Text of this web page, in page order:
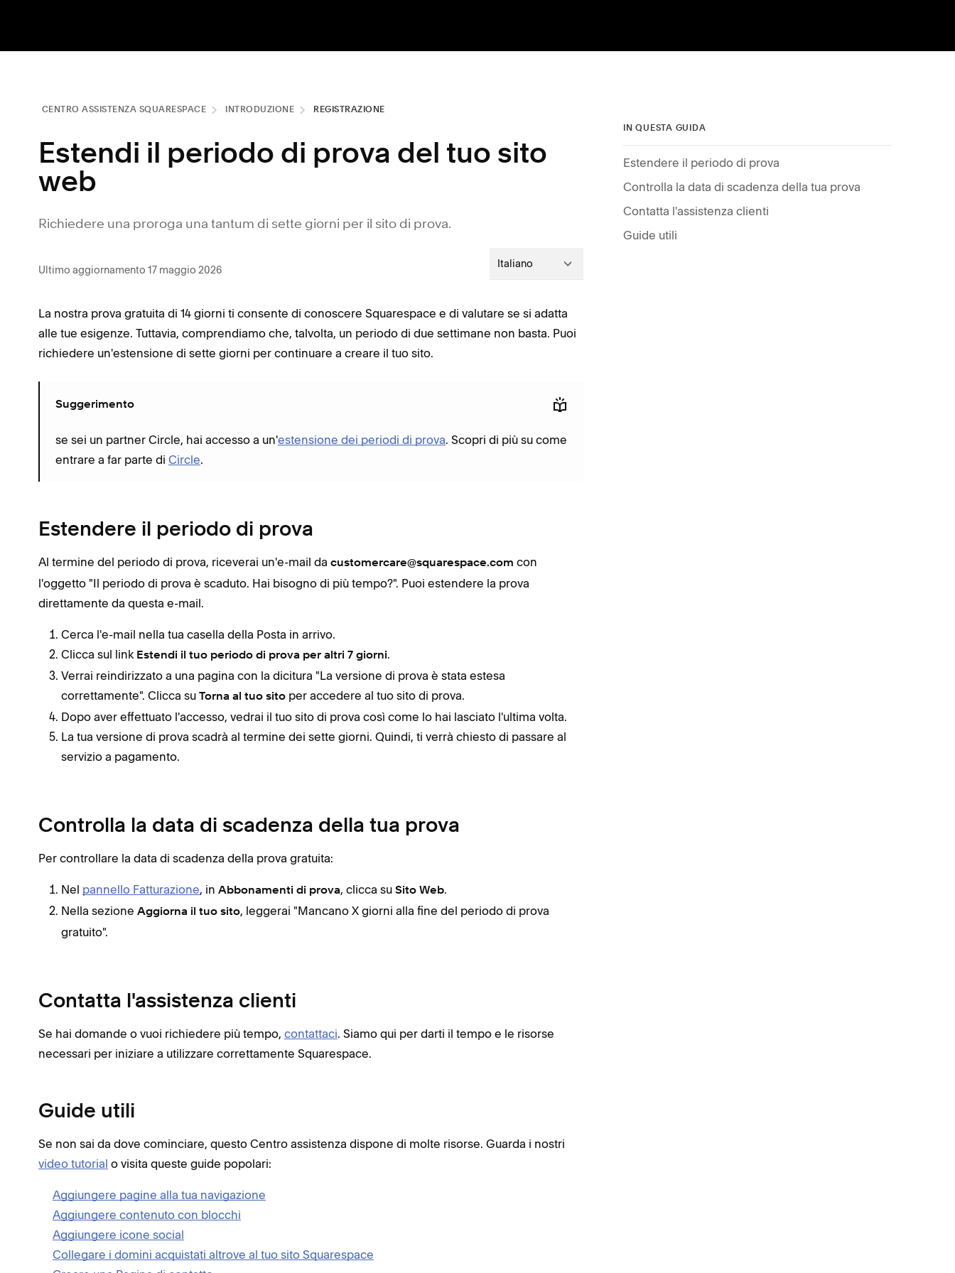
CENTRO ASSISTENZA SQUARESPACE INTRODUZIONE REGISTRAZIONE
Estendi il periodo di prova del tuo sito
web
Richiedere una proroga una tantum di sette giorni per il sito di prova.
Ultimo aggiornamento 17 maggio 2026 Italiano
La nostra prova gratuita di 14 giorni ti consente di conoscere Squarespace e di valutare se si adatta
alle tue esigenze. Tuttavia, comprendiamo che, talvolta, un periodo di due settimane non basta. Puoi
richiedere un'estensione di sette giorni per continuare a creare il tuo sito.
Suggerimento
se sei un partner Circle, hai accesso a un'estensione dei periodi di prova. Scopri di più su come
entrare a far parte di Circle.
Estendere il periodo di prova
Al termine del periodo di prova, riceverai un'e-mail da customercare@squarespace.com con
l'oggetto "Il periodo di prova è scaduto. Hai bisogno di più tempo?". Puoi estendere la prova
direttamente da questa e-mail.
Cerca l'e-mail nella tua casella della Posta in arrivo.
Clicca sul link Estendi il tuo periodo di prova per altri 7 giorni.
Verrai reindirizzato a una pagina con la dicitura "La versione di prova è stata estesa
correttamente". Clicca su Torna al tuo sito per accedere al tuo sito di prova.
Dopo aver effettuato l'accesso, vedrai il tuo sito di prova così come lo hai lasciato l'ultima volta.
La tua versione di prova scadrà al termine dei sette giorni. Quindi, ti verrà chiesto di passare al
servizio a pagamento.
Controlla la data di scadenza della tua prova
Per controllare la data di scadenza della prova gratuita:
Nel pannello Fatturazione, in Abbonamenti di prova, clicca su Sito Web.
Nella sezione Aggiorna il tuo sito, leggerai "Mancano X giorni alla fine del periodo di prova
gratuito".
Contatta l'assistenza clienti
Se hai domande o vuoi richiedere più tempo, contattaci. Siamo qui per darti il tempo e le risorse
necessari per iniziare a utilizzare correttamente Squarespace.
Guide utili
Se non sai da dove cominciare, questo Centro assistenza dispone di molte risorse. Guarda i nostri
video tutorial o visita queste guide popolari:
Aggiungere pagine alla tua navigazione
Aggiungere contenuto con blocchi
Aggiungere icone social
Collegare i domini acquistati altrove al tuo sito Squarespace
IN QUESTA GUIDA
Estendere il periodo di prova
Controlla la data di scadenza della tua prova
Contatta l'assistenza clienti
Guide utili